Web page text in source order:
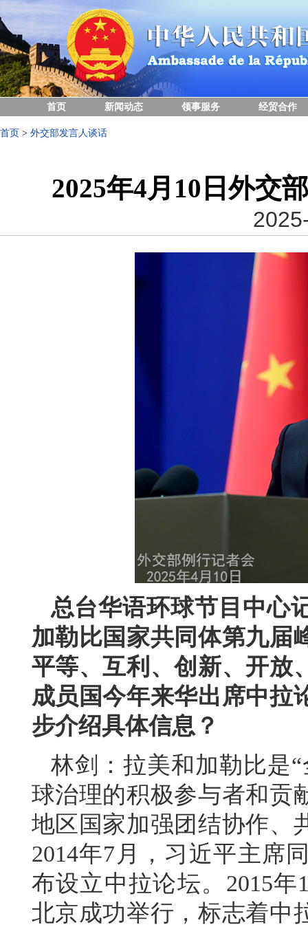
首页 新闻动态 领事服务 经贸合作
首页 > 外交部发言人谈话
2025年4月10日外交
总台华语环球节目中心
加勒比国家共同体第九届
平等、互利、创新、开放
成员国今年来华出席中拉
步介绍具体信息？
林剑：拉美和加勒比是
球治理的积极参与者和贡
地区国家加强团结协作、
2014年7月，习近平主席
布设立中拉论坛。2015
北京成功举行，标志着中